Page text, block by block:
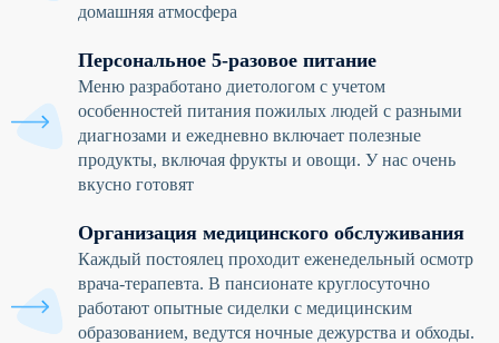
домашняя атмосфера
Персональное 5-разовое питание
Меню разработано диетологом с учетом
особенностей питания пожилых людей с разными
диагнозами и ежедневно включает полезные
продукты, включая фрукты и овощи. У нас очень
вкусно готовят
Организация медицинского обслуживания
Каждый постоялец проходит еженедельный осмотр
врача-терапевта. В пансионате круглосуточно
работают опытные сиделки с медицинским
образованием, ведутся ночные дежурства и обходы.